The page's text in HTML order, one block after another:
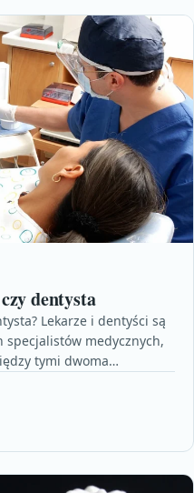
dentysta
Lekarze i dentyści są
medycznych,
tymi dwoma…